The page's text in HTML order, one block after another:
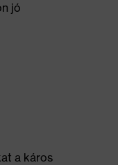
jó
a káros